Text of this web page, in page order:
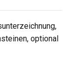
optional